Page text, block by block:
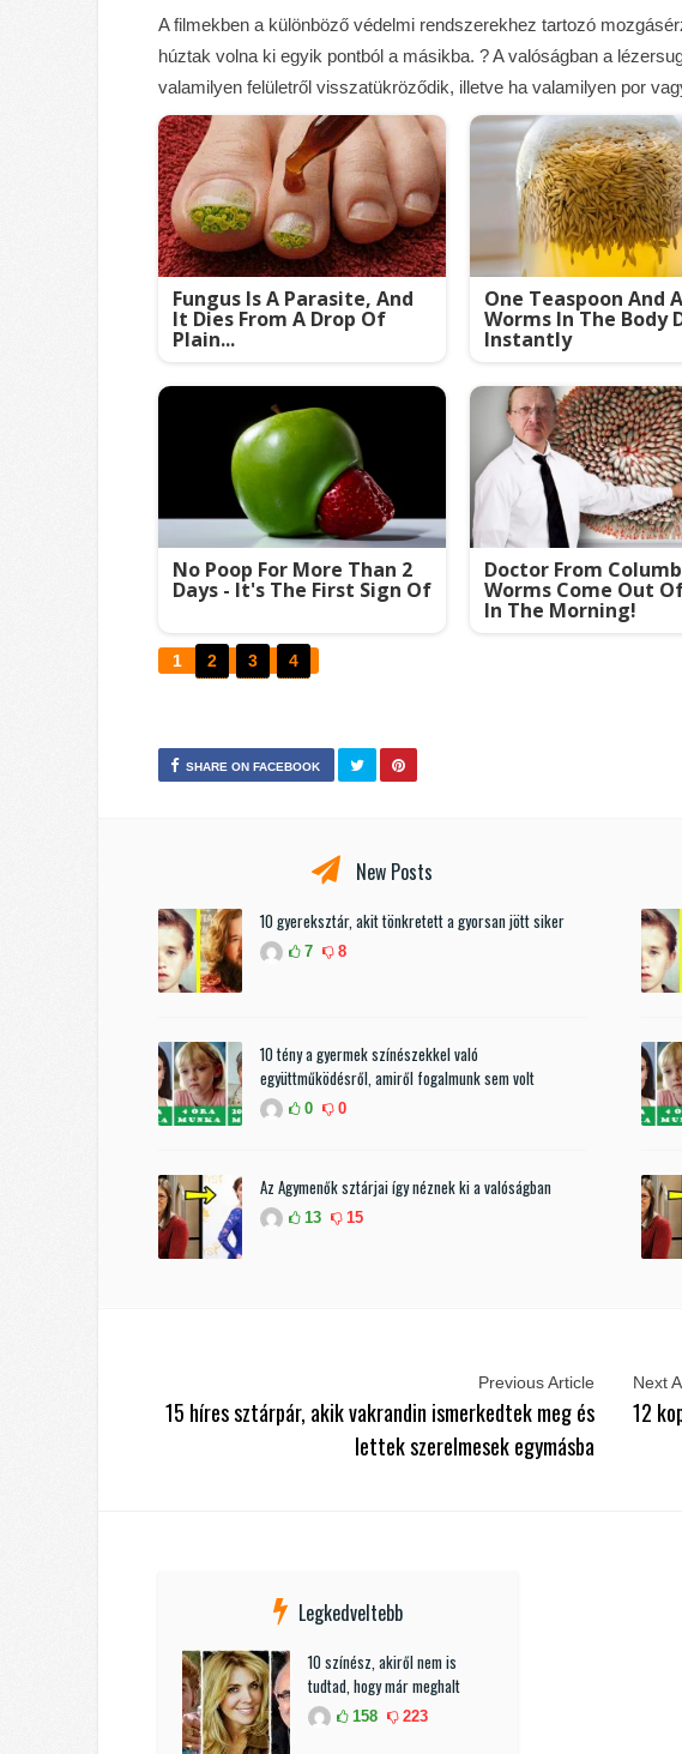
A filmekben a különböző védelmi rendszerekhez tartozó
húztak volna ki egyik pontból a másikba. ? A valóságban a
valamilyen felületről visszatükröződik, illetve ha valamilyen por
Fungus Is A Parasite, And
It Dies From A Drop Of
Plain...
One Teaspoon And
Worms In The Body
Instantly
No Poop For More Than 2
Days - It's The First Sign Of
Doctor From
Worms Come Out
In The Morning!
1 2 3 4
SHARE ON FACEBOOK
New Posts
10 gyereksztár, akit tönkretett a gyorsan jött siker
7 8
10 tény a gyermek színészekkel való
együttműködésről, amiről fogalmunk sem volt
0 0
Az Agymenők sztárjai így néznek ki a valóságban
13 15
Previous Article
15 híres sztárpár, akik vakrandin ismerkedtek meg és
lettek szerelmesek egymásba
Next
12
Legkedveltebb
10 színész, akiről nem is
tudtad, hogy már meghalt
158 223